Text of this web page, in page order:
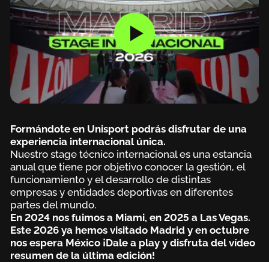
Formándote en Unisport podrás disfrutar de una
experiencia internacional única.
Nuestro stage técnico internacional es una estancia
anual que tiene por objetivo conocer la gestión, el
funcionamiento y el desarrollo de distintas
empresas y entidades deportivas en diferentes
partes del mundo.
En 2024 nos fuimos a Miami, en 2025 a Las Vegas.
Este 2026 ya hemos visitado Madrid y en octubre
nos espera México ¡Dale a play y disfruta del vídeo
resumen de la última edición!